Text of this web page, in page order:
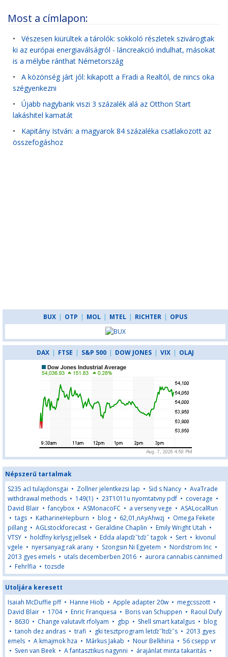
Most a címlapon:
• Vészesen kiürültek a tárolók: sokkoló részletek szivárogtak
ki az európai energiaválságról - láncreakció indulhat, másokat
is a mélybe ránthat Németország
• A közönség járt jól: kikapott a Fradi a Realtól, de nincs oka
szégyenkezni
• Újabb nagybank viszi 3 százalék alá az Otthon Start
lakáshitel kamatát
• Kapitány István: a magyarok 84 százaléka csatlakozott az
összefogáshoz
BUX | OTP | MOL | MTEL | RICHTER | OPUS
DAX | FTSE | S&P 500 | DOW JONES | VIX | OLAJ
Népszerű tartalmak
S235 acl tulajdonsgai • Zollner jelentkezsi lap • Sid s Nancy • AvaTrade
withdrawal methods • 149(1) • 23T1011u nyomtatvny pdf • coverage •
David Blair •fancybox • ASMonacoFC • a verseny vege • ASALocalRun
• tags • KatharineHepburn • blog • 62,01,nAyAhwzj • Omega Fekete
pillang • AGLstockforecast • Geraldine Chaplin • Emily Wright Utah •
VTSY • holdfny kirlysg jellsek • Edda alapďż˝tďż˝ tagok • Sert • kivonul
vgele • nyersanyag rak arany • Szongsin Ni Egyetem • Nordstrom Inc •
2013 gyes emels • utals decemberben 2016 • aurora cannabis cannimed
• Fehrlfia • tozsde
Utoljára keresett
Isaiah McDuffie pff• Hanne Hiob • Apple adapter 20w • megcsszott •
David Blair • 1704• Enric Franquesa • Boris van Schuppen • Raoul Dufy
• 8630 • Change valutavlt rfolyam • gbp • Shell smart katalgus • blog
• tanoh dez andras • trafi • gki tesztprogram letďż˝ltďż˝s • 2013 gyes
emels • A kmajmok hza • Márkus Jakab • Nour Belkhiria • 56 csepp vr
• Sven van Beek • A fantasztikus nagynni • árajánlat minta takaritás •